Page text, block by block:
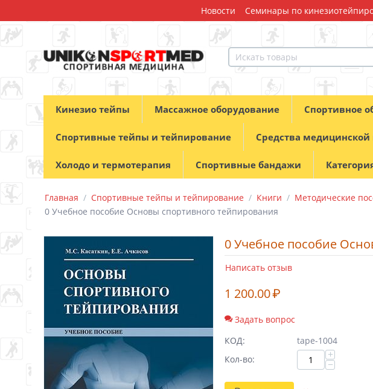
Новости Семинары по
Кинезио тейпы Массажное оборудование Спортивное
Спортивные тейпы и тейпирование Средства
Холодо и термотерапия Спортивные бандажи
Главная / Спортивные тейпы и тейпирование / Книги / Методические
0 Учебное пособие Основы спортивного тейпирования
0 Учебное пособие
Написать отзыв
1 200.00₽
Задать вопрос
КОД:
tape-1004
Кол-во:
+
−